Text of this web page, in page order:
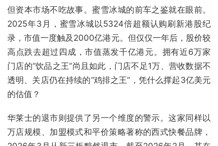
但资本市场不吃故事。蜜雪冰城的前车之鉴就在眼前。
2025年3月，蜜雪冰城以5324倍超额认购刷新港股纪
录，市值一度触及2000亿港元。但仅仅一年后，股价较
高点跌去超过四成，市值蒸发千亿港元。拥有近6万家
门店的“饮品之王”尚且如此，门店不足1万、营收数据不
透明、关店仍在持续的“鸡排之王”，凭什么撑起3亿美元
的估值？
华莱士的退市则提供了另一个维度的警示。这家同样以
万店规模、加盟模式和平价策略著称的西式快餐品牌，